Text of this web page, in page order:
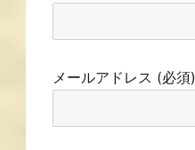
メールアドレス (必須)